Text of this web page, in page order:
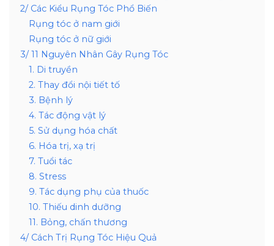
2/ Các Kiểu Rụng Tóc Phổ Biến
Rụng tóc ở nam giới
Rụng tóc ở nữ giới
3/ 11 Nguyên Nhân Gây Rụng Tóc
1. Di truyền
2. Thay đổi nội tiết tố
3. Bệnh lý
4. Tác động vật lý
5. Sử dụng hóa chất
6. Hóa trị, xạ trị
7. Tuổi tác
8. Stress
9. Tác dụng phụ của thuốc
10. Thiếu dinh dưỡng
11. Bỏng, chấn thương
4/ Cách Trị Rụng Tóc Hiệu Quả